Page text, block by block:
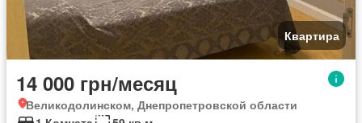
Квартира
14 000 грн/месяц
Великодолинском, Днепропетровской области